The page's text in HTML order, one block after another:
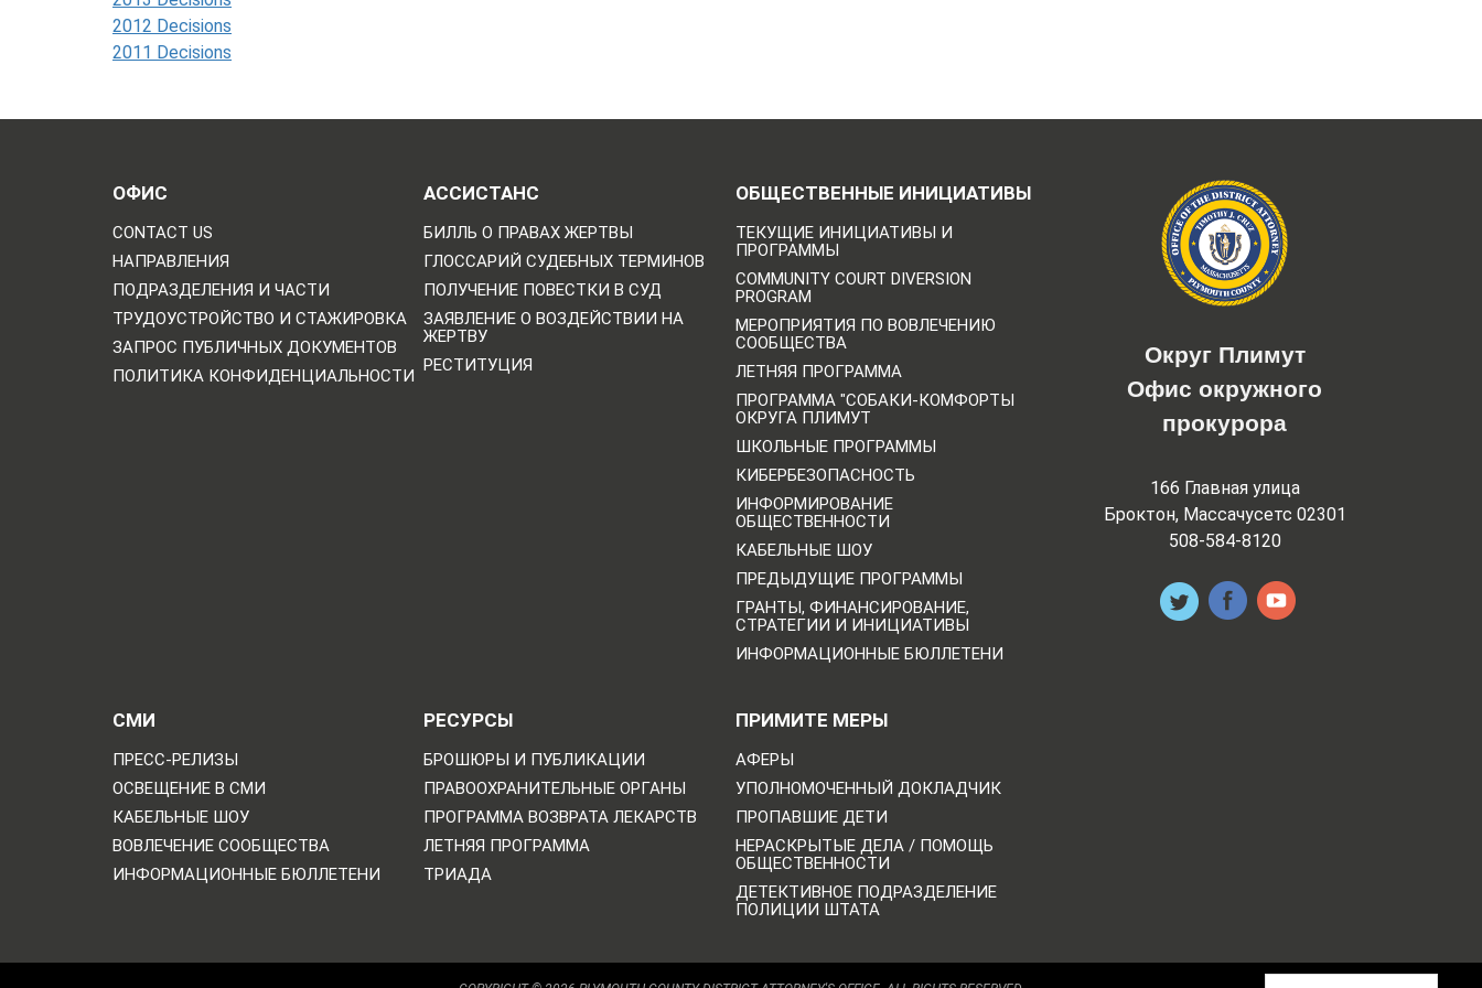
2012 Decisions
2011 Decisions
ОФИС
CONTACT US
НАПРАВЛЕНИЯ
ПОДРАЗДЕЛЕНИЯ И ЧАСТИ
ТРУДОУСТРОЙСТВО И СТАЖИРОВКА
ЗАПРОС ПУБЛИЧНЫХ ДОКУМЕНТОВ
ПОЛИТИКА КОНФИДЕНЦИАЛЬНОСТИ
АССИСТАНС
БИЛЛЬ О ПРАВАХ ЖЕРТВЫ
ГЛОССАРИЙ СУДЕБНЫХ ТЕРМИНОВ
ПОЛУЧЕНИЕ ПОВЕСТКИ В СУД
ЗАЯВЛЕНИЕ О ВОЗДЕЙСТВИИ НА
ЖЕРТВУ
РЕСТИТУЦИЯ
ОБЩЕСТВЕННЫЕ ИНИЦИАТИВЫ
ТЕКУЩИЕ ИНИЦИАТИВЫ И
ПРОГРАММЫ
COMMUNITY COURT DIVERSION
PROGRAM
МЕРОПРИЯТИЯ ПО ВОВЛЕЧЕНИЮ
СООБЩЕСТВА
ЛЕТНЯЯ ПРОГРАММА
ПРОГРАММА "СОБАКИ-КОМФОРТЫ
ОКРУГА ПЛИМУТ
ШКОЛЬНЫЕ ПРОГРАММЫ
КИБЕРБЕЗОПАСНОСТЬ
ИНФОРМИРОВАНИЕ
ОБЩЕСТВЕННОСТИ
КАБЕЛЬНЫЕ ШОУ
ПРЕДЫДУЩИЕ ПРОГРАММЫ
ГРАНТЫ, ФИНАНСИРОВАНИЕ,
СТРАТЕГИИ И ИНИЦИАТИВЫ
ИНФОРМАЦИОННЫЕ БЮЛЛЕТЕНИ
СМИ
ПРЕСС-РЕЛИЗЫ
ОСВЕЩЕНИЕ В СМИ
КАБЕЛЬНЫЕ ШОУ
ВОВЛЕЧЕНИЕ СООБЩЕСТВА
ИНФОРМАЦИОННЫЕ БЮЛЛЕТЕНИ
РЕСУРСЫ
БРОШЮРЫ И ПУБЛИКАЦИИ
ПРАВООХРАНИТЕЛЬНЫЕ ОРГАНЫ
ПРОГРАММА ВОЗВРАТА ЛЕКАРСТВ
ЛЕТНЯЯ ПРОГРАММА
ТРИАДА
ПРИМИТЕ МЕРЫ
АФЕРЫ
УПОЛНОМОЧЕННЫЙ ДОКЛАДЧИК
ПРОПАВШИЕ ДЕТИ
НЕРАСКРЫТЫЕ ДЕЛА / ПОМОЩЬ
ОБЩЕСТВЕННОСТИ
ДЕТЕКТИВНОЕ ПОДРАЗДЕЛЕНИЕ
ПОЛИЦИИ ШТАТА
Округ Плимут
Офис окружного
прокурора
166 Главная улица
Броктон, Массачусетс 02301
508-584-8120